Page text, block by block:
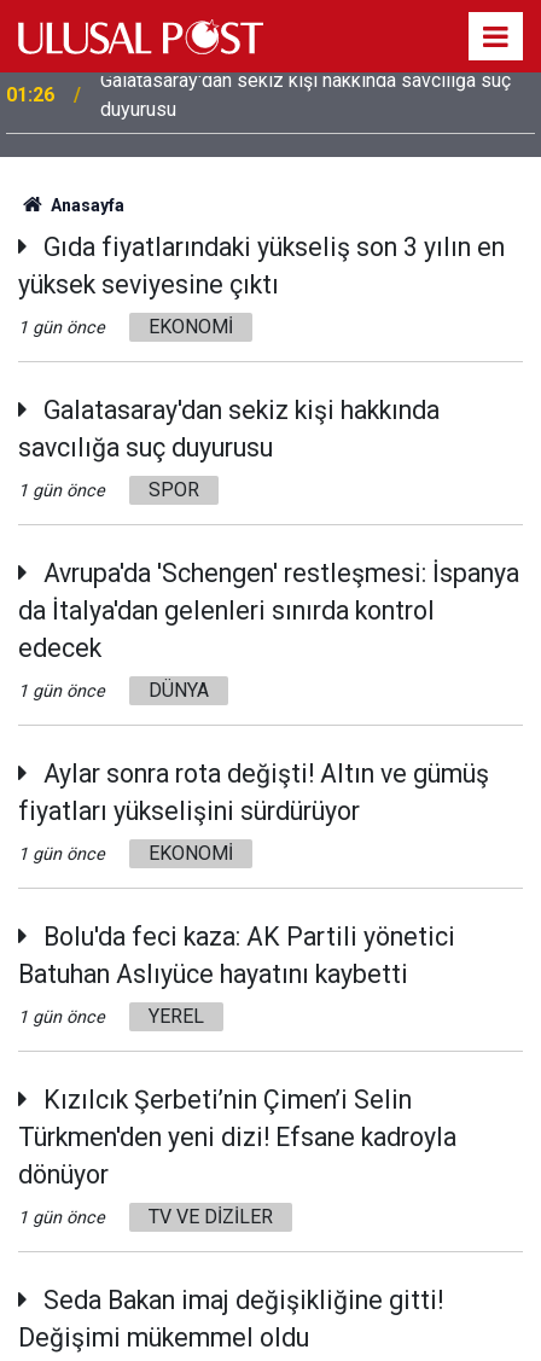
01:26
Galatasaray'dan sekiz kişi hakkında savcılığa suç
duyurusu
Anasayfa
Gıda fiyatlarındaki yükseliş son 3 yılın en
yüksek seviyesine çıktı
1 gün önce EKONOMİ
Galatasaray'dan sekiz kişi hakkında
savcılığa suç duyurusu
1 gün önce SPOR
Avrupa'da 'Schengen' restleşmesi: İspanya
da İtalya'dan gelenleri sınırda kontrol
edecek
1 gün önce DÜNYA
Aylar sonra rota değişti! Altın ve gümüş
fiyatları yükselişini sürdürüyor
1 gün önce EKONOMİ
Bolu'da feci kaza: AK Partili yönetici
Batuhan Aslıyüce hayatını kaybetti
1 gün önce YEREL
Kızılcık Şerbeti’nin Çimen’i Selin
Türkmen'den yeni dizi! Efsane kadroyla
dönüyor
1 gün önce TV VE DİZİLER
Seda Bakan imaj değişikliğine gitti!
Değişimi mükemmel oldu